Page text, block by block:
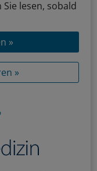
lesen, sobald
»
»